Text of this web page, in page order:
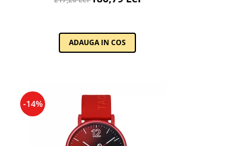
ADAUGA IN COS
-14%